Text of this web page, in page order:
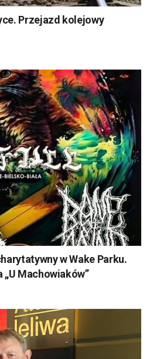
Przejazd kolejowy
w Wake Parku.
Machowiaków”